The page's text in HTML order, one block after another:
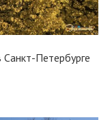
Петербурге